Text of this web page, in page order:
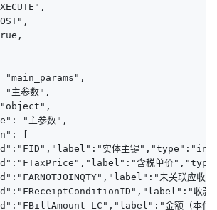
"main_params",
主参数",
"主参数",
[
实体主键
含税单价
未关联应收数
收
金额（本